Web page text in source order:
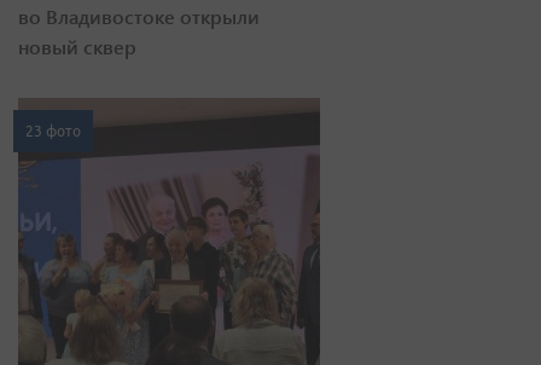
во Владивостоке открыли
новый сквер
23 фото